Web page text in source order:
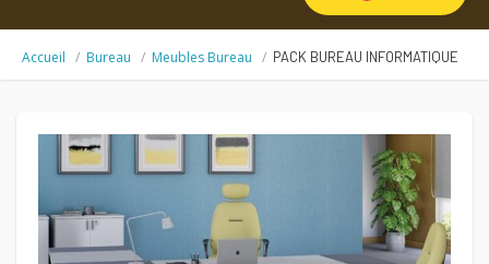
Accueil Bureau Meubles Bureau PACK BUREAU INFORMATIQUE